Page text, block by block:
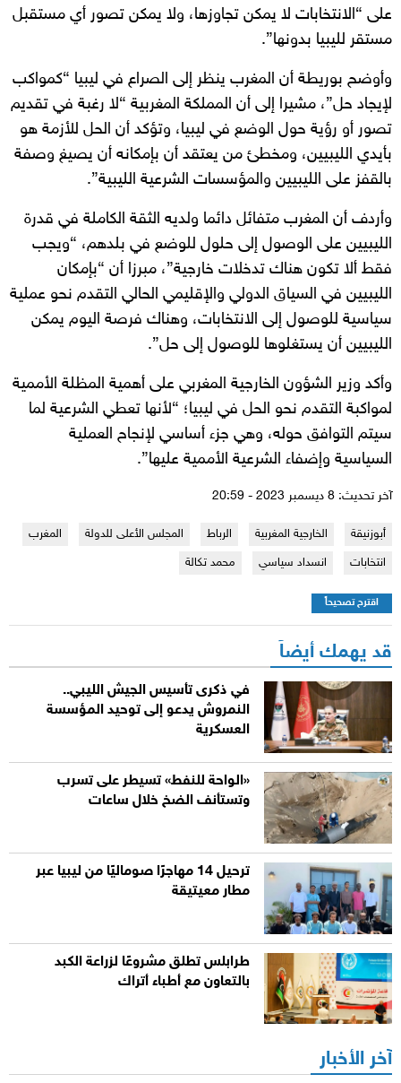
على “الانتخابات لا يمكن تجاوزها، ولا يمكن تصور أي مستقبل
مستقر لليبيا بدونها”.
وأوضح بوريطة أن المغرب ينظر إلى الصراع في ليبيا “كمواكب
لإيجاد حل”، مشيرا إلى أن المملكة المغربية “لا رغبة في تقديم
تصور أو رؤية حول الوضع في ليبيا، وتؤكد أن الحل للأزمة هو
بأيدي الليبيين، ومخطئ من يعتقد أن بإمكانه أن يصيغ وصفة
بالقفز على الليبيين والمؤسسات الشرعية الليبية”.
وأردف أن المغرب متفائل دائما ولديه الثقة الكاملة في قدرة
الليبيين على الوصول إلى حلول للوضع في بلدهم، “ويجب
فقط ألا تكون هناك تدخلات خارجية”، مبرزا أن “بإمكان
الليبيين في السياق الدولي والإقليمي الحالي التقدم نحو عملية
سياسية للوصول إلى الانتخابات، وهناك فرصة اليوم يمكن
الليبيين أن يستغلوها للوصول إلى حل”.
وأكد وزير الشؤون الخارجية المغربي على أهمية المظلة الأممية
لمواكبة التقدم نحو الحل في ليبيا؛ “لأنها تعطي الشرعية لما
سيتم التوافق حوله، وهي جزء أساسي لإنجاح العملية
السياسية وإضفاء الشرعية الأممية عليها”.
آخر تحديث: 8 ديسمبر 2023 - 20:59
أبوزنيقة الخارجية المغربية الرباط المجلس الأعلى للدولة
المغرب
انتخابات
انسداد سياسي محمد تكالة
اقترح تصحيحاً
قد يهمك أيضاً
في ذكرى تأسيس الجيش الليبي..
النمروش يدعو إلى توحيد المؤسسة
العسكرية
«الواحة للنفط» تسيطر على تسرب
وتستأنف الضخ خلال ساعات
ترحيل 14 مهاجرًا صوماليًا من ليبيا عبر
مطار معيتيقة
طرابلس تطلق مشروعًا لزراعة الكبد
بالتعاون مع أطباء أتراك
آخر الأخبار